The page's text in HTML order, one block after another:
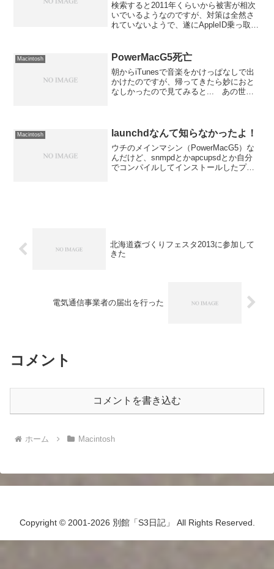
検索すると2011年くらいから被害が相次
いでいるようなのですが、対策は全然さ
れていないようで、遂にAppleID乗っ取り
が届きます。同時に自分のAppleIDではロ
Macintosh PowerMacG5死亡
朝からiTunesで音楽をかけっぱなしで出
かけたのですが、帰ってきたら妙におと
なしかったので見てみると... あの世へ
たのでしょ...
Macintosh launchdなんて知らなかったよ！
ウチのメインマシン（PowerMacG5）な
んだけど、snmpdとかapcupsdとか自分
でコンパイルしてインストールしたプロ
北海道森づくりフェスタ2013に参加して
きた
電気通信事業者の届出を行った
コメント
コメントを書き込む
ホーム Macintosh
Copyright © 2001-2026 別館「S3日記」 All Rights Reserved.